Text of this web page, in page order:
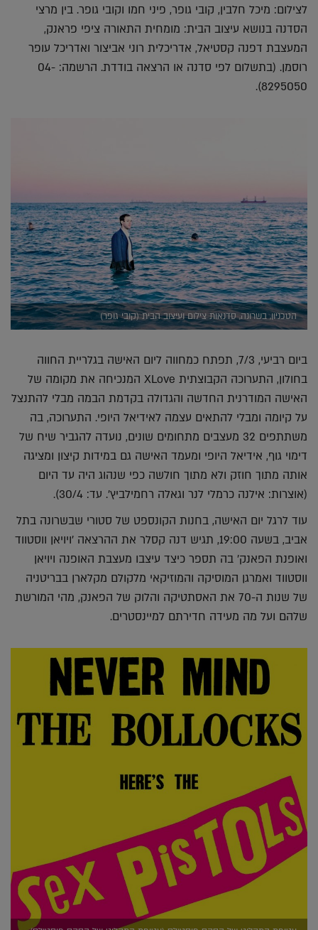
לצילום: מיכל חלבין, קובי גופר, פיני חמו וקובי גופר. בין מרצי
הסדנה בנושא עיצוב הבית: מומחית התאורה ציפי פראנק,
המעצבת דפנה קסטיאל, אדריכלית רוני אביצור ואדריכל עופר
רוסמן. (בתשלום לפי סדנה או הרצאה בודדת. הרשמה: 04-
8295050).
הטכניון, בשרונה, סדנאות צילום ועיצוב הבית (קובי גופר)
ביום רביעי, 7/3, תפתח כמחווה ליום האישה בגלריית החווה
בחולון, התערוכה הקבוצתית XLove המנכיחה את מקומה של
האישה המודרנית החדשה והגדולה בקדמת הבמה מבלי להתנצל
על קיומה ומבלי להתאים עצמה לאידיאל היופי. התערוכה, בה
משתתפים 32 מעצבים מתחומים שונים, נועדה להגביר שיח של
דימוי גוף, אידיאל היופי ומעמד האישה גם במידות קיצון ומציגה
אותה מתוך חוזק ולא מתוך חולשה כפי שנהוג היה עד היום
(אוצרות: אילנה כרמלי לנר וגאלה רחמילביץ'. עד: 30/4).
עוד לרגל יום האישה, בחנות הקונספט של סטורי שבשרונה בתל
אביב, בשעה 19:00, תגיש דנה קסלר את ההרצאה 'ויויאן ווסטווד
ואופנת הפאנק' בה תספר כיצד עיצבו מעצבת האופנה ויויאן
ווסטווד ואמרגן המוסיקה והמוזיקאי מלקולם מקלארן בבריטניה
של שנות ה-70 את האסתטיקה והלוק של הפאנק, מהי המורשת
שלהם ועל מה מעידה חדירתם למיינסטרים.